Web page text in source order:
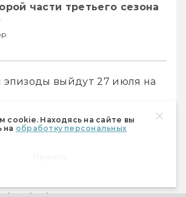
cookie. Находясь на сайте вы
на обработку персональных
части третьего сезона
выйдут 27 июля на